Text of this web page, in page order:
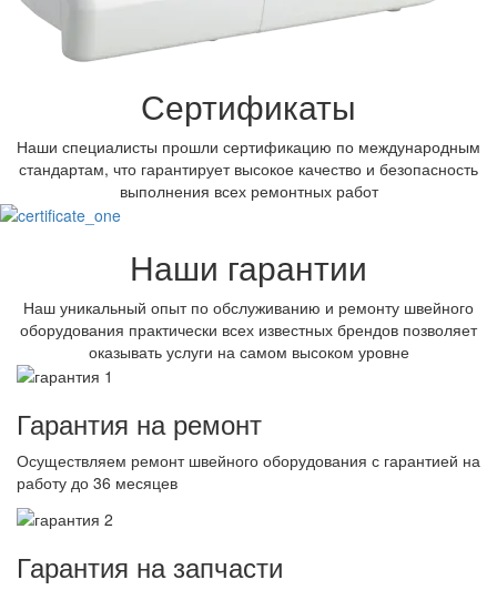
Сертификаты
Наши специалисты прошли сертификацию по международным
стандартам, что гарантирует высокое качество и безопасность
выполнения всех ремонтных работ
Наши гарантии
Наш уникальный опыт по обслуживанию и ремонту швейного
оборудования практически всех известных брендов позволяет
оказывать услуги на самом высоком уровне
Гарантия на ремонт
Осуществляем ремонт швейного оборудования с гарантией на
работу до 36 месяцев
Гарантия на запчасти